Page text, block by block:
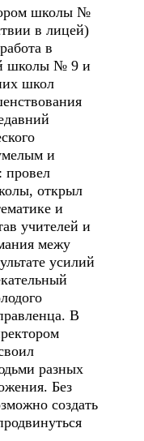
школы №
в лицей)
в
школы № 9 и
школ
и
провел
открыл
и
учителей и
межу
усилий
В
разных
Без
создать